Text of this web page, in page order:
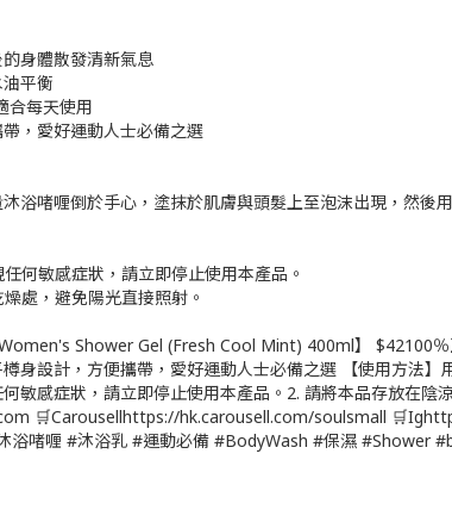
身體散發清新氣息
平衡
合每天使用
，愛好運動人士必備之選
浴啫喱倒於手心，塗抹於肌膚與頭髮上至泡沫出現，然後
何敏感症狀，請立即停止使用本產品。
處，避免陽光直接照射。
Women's Shower Gel (Fresh Cool Mint) 400ml】 $42100
身設計，方便攜帶，愛好運動人士必備之選 【使用方法
敏感症狀，請立即停止使用本產品。2. 請將本品存放在
🛒Carousellhttps://hk.carousell.com/soulsmall
浴啫喱 #沐浴乳 #運動必備 #BodyWash #保濕 #Shower